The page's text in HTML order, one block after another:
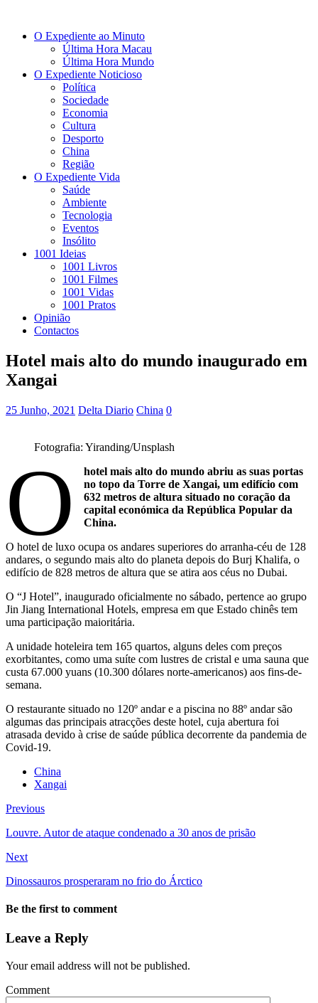
O Expediente ao Minuto
Última Hora Macau
Última Hora Mundo
O Expediente Noticioso
Política
Sociedade
Economia
Cultura
Desporto
China
Região
O Expediente Vida
Saúde
Ambiente
Tecnologia
Eventos
Insólito
1001 Ideias
1001 Livros
1001 Filmes
1001 Vidas
1001 Pratos
Opinião
Contactos
Hotel mais alto do mundo inaugurado em
Xangai
25 Junho, 2021 Delta Diario China 0
Fotografia: Yiranding/Unsplash
O
hotel mais alto do mundo abriu as suas portas
no topo da Torre de Xangai, um edifício com
632 metros de altura situado no coração da
capital económica da República Popular da
China.
O hotel de luxo ocupa os andares superiores do arranha-céu de 128
andares, o segundo mais alto do planeta depois do Burj Khalifa, o
edifício de 828 metros de altura que se atira aos céus no Dubai.
O “J Hotel”, inaugurado oficialmente no sábado, pertence ao grupo
Jin Jiang International Hotels, empresa em que Estado chinês tem
uma participação maioritária.
A unidade hoteleira tem 165 quartos, alguns deles com preços
exorbitantes, como uma suíte com lustres de cristal e uma sauna que
custa 67.000 yuans (10.300 dólares norte-americanos) aos fins-de-
semana.
O restaurante situado no 120º andar e a piscina no 88º andar são
algumas das principais atracções deste hotel, cuja abertura foi
atrasada devido à crise de saúde pública decorrente da pandemia de
Covid-19.
China
Xangai
Previous
Louvre. Autor de ataque condenado a 30 anos de prisão
Next
Dinossauros prosperaram no frio do Árctico
Be the first to comment
Leave a Reply
Your email address will not be published.
Comment